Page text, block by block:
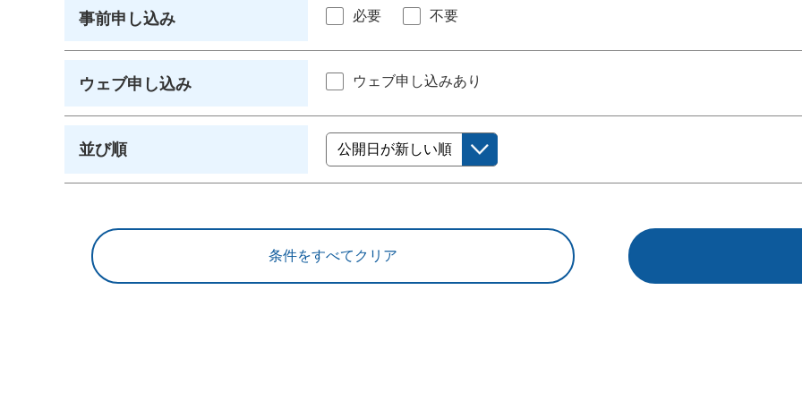
事前申し込み 必要 不要
ウェブ申し込み ウェブ申し込みあり
並び順